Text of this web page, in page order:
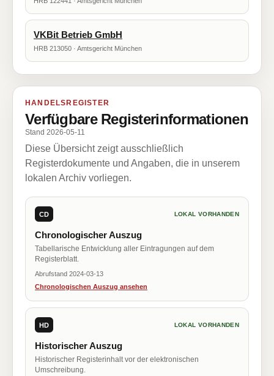
VKBit Betrieb GmbH
HRB 213050 · Amtsgericht München
HANDELSREGISTER
Verfügbare Registerinformationen
Stand 2026-05-11
Diese Übersicht zeigt ausschließlich
Registerdokumente und Angaben, die in unserem
lokalen Archiv vorliegen.
CD LOKAL VORHANDEN
Chronologischer Auszug
Tabellarische Entwicklung aller Eintragungen auf dem
Registerblatt.
Abrufstand 2024-03-13
Chronologischen Auszug ansehen
HD LOKAL VORHANDEN
Historischer Auszug
Historischer Registerinhalt vor der elektronischen
Umschreibung.